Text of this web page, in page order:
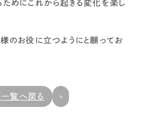
ためにこれから起きる変化を楽し
のお役に立つようにと願ってお
覧へ戻る